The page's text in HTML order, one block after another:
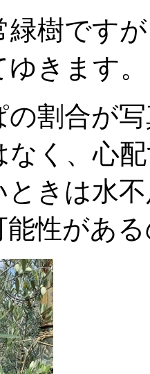
緑樹です
きます。
の割合が
なく、心
ときは水
能性があ